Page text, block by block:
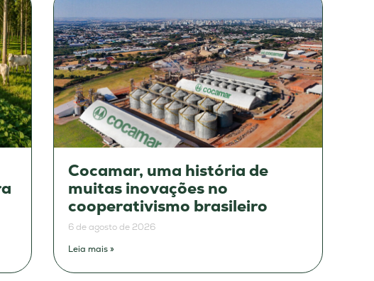
Cocamar, uma história de
muitas inovações no
cooperativismo brasileiro
6 de agosto de 2026
Leia mais »